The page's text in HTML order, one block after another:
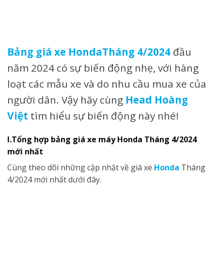
Bảng giá xe HondaTháng 4/2024 đầu
năm 2024 có sự biến động nhẹ, với hàng
loạt các mẫu xe và do nhu cầu mua xe của
người dân. Vậy hãy cùng Head Hoàng
Việt tìm hiểu sự biến động này nhé!
I.Tổng hợp bảng giá xe máy Honda Tháng 4/2024
mới nhất
Cùng theo dõi những cập nhật về giá xe Honda Tháng
4/2024 mới nhất dưới đây.